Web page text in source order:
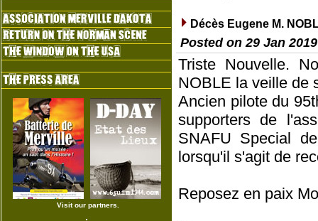
Visit our partners.
Décès Eugene M.
Posted on 29 Jan 2019
Triste Nouvelle.
NOBLE la veille de
Ancien pilote du
supporters de
SNAFU Special
lorsqu'il s'agit de
Reposez en paix